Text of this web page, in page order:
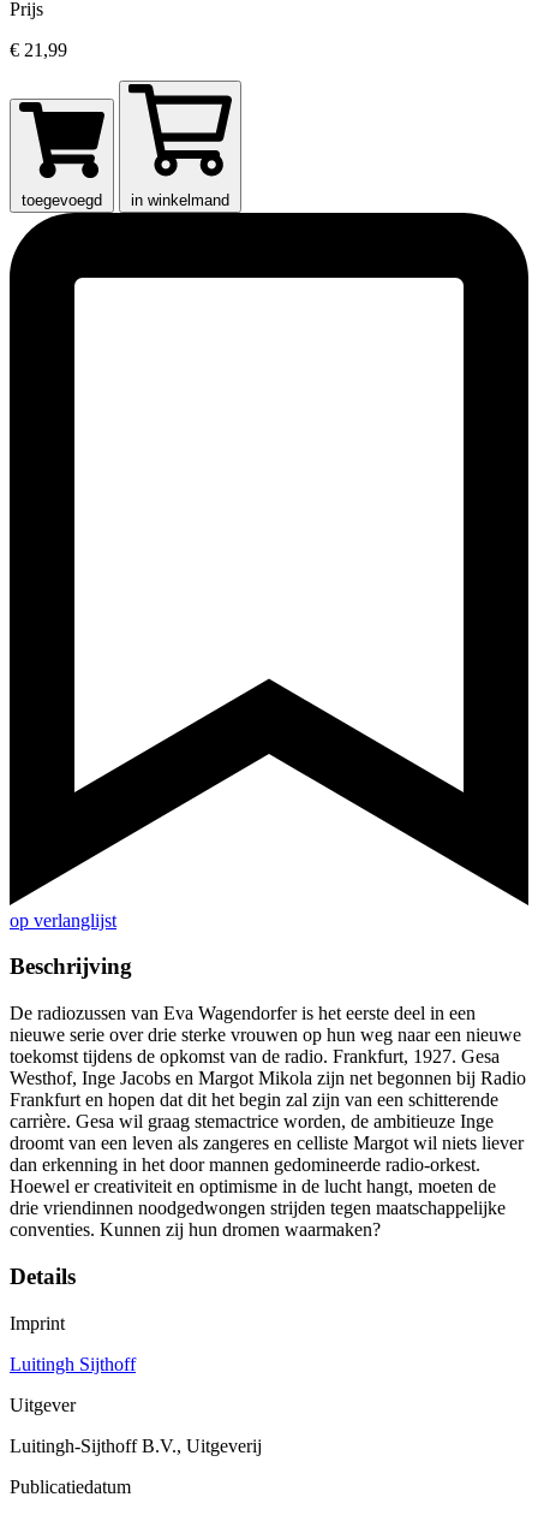
Prijs
€ 21,99
toegevoegd in winkelmand
op verlanglijst
Beschrijving
De radiozussen van Eva Wagendorfer is het eerste deel in een
nieuwe serie over drie sterke vrouwen op hun weg naar een nieuwe
toekomst tijdens de opkomst van de radio. Frankfurt, 1927. Gesa
Westhof, Inge Jacobs en Margot Mikola zijn net begonnen bij Radio
Frankfurt en hopen dat dit het begin zal zijn van een schitterende
carrière. Gesa wil graag stemactrice worden, de ambitieuze Inge
droomt van een leven als zangeres en celliste Margot wil niets liever
dan erkenning in het door mannen gedomineerde radio-orkest.
Hoewel er creativiteit en optimisme in de lucht hangt, moeten de
drie vriendinnen noodgedwongen strijden tegen maatschappelijke
conventies. Kunnen zij hun dromen waarmaken?
Details
Imprint
Luitingh Sijthoff
Uitgever
Luitingh-Sijthoff B.V., Uitgeverij
Publicatiedatum